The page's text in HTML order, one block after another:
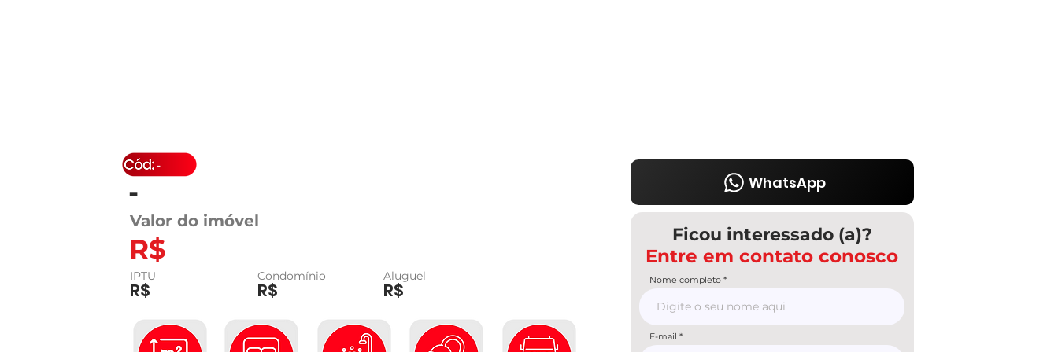
-
R$
Valor do imóvel
-
R$
IPTU
R$
Condomínio
R$
Aluguel
WhatsApp
Ficou interessado (a)?
Entre em contato conosco
Nome completo
E-mail